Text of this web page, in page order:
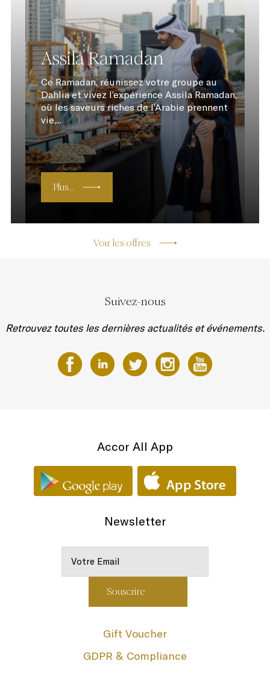
Assila Ramadan
Ce Ramadan, réunissez votre groupe au
Dahlia et vivez l’expérience Assila Ramadan,
où les saveurs riches de l’Arabie prennent
vie,...
Plus...
Voir les offres
Suivez-nous
Retrouvez toutes les dernières actualités et événements.
Accor All App
Newsletter
Gift Voucher
GDPR & Compliance